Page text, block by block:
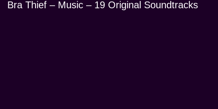
Bra Thief – Music – 19 Original Soundtracks